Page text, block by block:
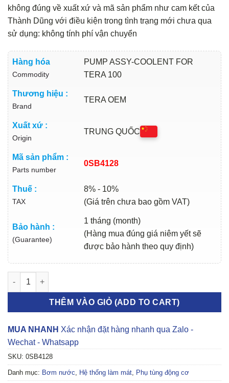
không đúng về xuất xứ và mã sản phẩm như cam kết của
Thành Dũng với điều kiện trong tình trạng mới chưa qua
sử dụng: không tính phí vận chuyển
Hàng hóa
Commodity
PUMP ASSY-COOLENT FOR
TERA 100
Thương hiệu :
Brand
TERA OEM
Xuất xứ :
Origin
TRUNG QUỐC
Mã sản phẩm :
Parts number
0SB4128
Thuế :
TAX
8% - 10%
(Giá trên chưa bao gồm VAT)
Bảo hành :
(Guarantee)
1 tháng (month)
(Hàng mua đúng giá niêm yết sẽ
được bảo hành theo quy định)
BƠM NƯỚC ĐỘNG CƠ TERA 100 | 0SB4128 số lượng
THÊM VÀO GIỎ (ADD TO CART)
MUA NHANH Xác nhận đặt hàng nhanh qua Zalo -
Wechat - Whatsapp
SKU: 0SB4128
Danh mục: Bơm nước Hệ thống làm mát Phụ tùng động cơ